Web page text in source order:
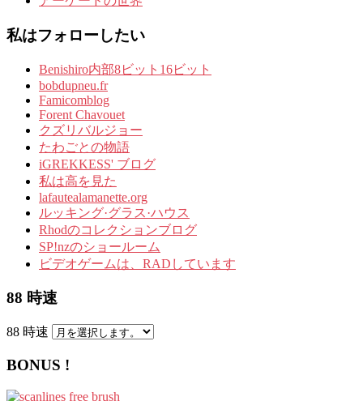
私はフォローしたい
Benishiro内部8ビット16ビット
bobdupneu.fr
Famicomblog
Forent Chavouet
クズリバルジョー
たわごとの物語
iGREKKESS' ブログ
私は高を見た
lafautealamanette.org
ルッキング·グラス·ハウス
Rhodのコレクションブログ
SP!nzのショールーム
ビデオゲームは、RADしています
88 時速
88 時速
BONUS !